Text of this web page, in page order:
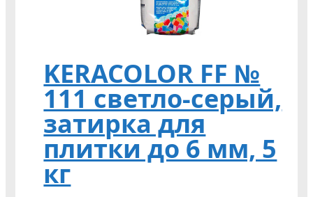
KERACOLOR FF №
111 светло-серый,
затирка для
плитки до 6 мм, 5
кг